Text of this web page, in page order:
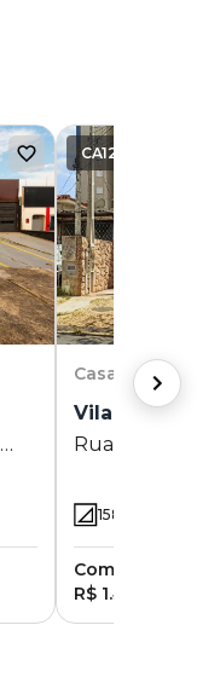
CA1258
Casa para
Vila Itapura
Rua Visconde
158.2
Comprar:
R$ 1.450.000